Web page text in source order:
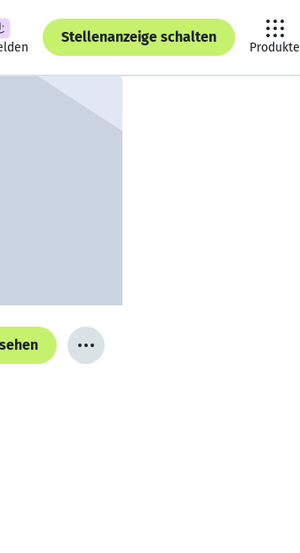
Stellenanzeige schalten
Produkte